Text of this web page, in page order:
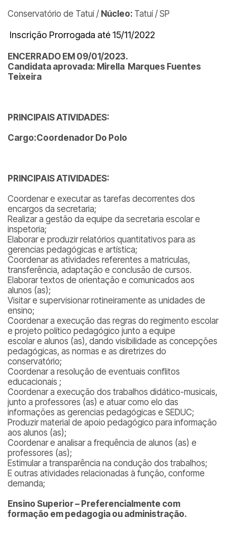
Conservatório de Tatuí / Núcleo: Tatuí / SP
Inscrição Prorrogada até 15/11/2022
ENCERRADO EM 09/01/2023.
Candidata aprovada: Mirella Marques Fuentes
Teixeira
PRINCIPAIS ATIVIDADES:
Cargo:Coordenador Do Polo
PRINCIPAIS ATIVIDADES:
Coordenar e executar as tarefas decorrentes dos
encargos da secretaria;
Realizar a gestão da equipe da secretaria escolar e
inspetoria;
Elaborar e produzir relatórios quantitativos para as
gerencias pedagógicas e artística;
Coordenar as atividades referentes a matriculas,
transferência, adaptação e conclusão de cursos.
Elaborar textos de orientação e comunicados aos
alunos (as);
Visitar e supervisionar rotineiramente as unidades de
ensino;
Coordenar a execução das regras do regimento escolar
e projeto político pedagógico junto a equipe
escolar e alunos (as), dando visibilidade as concepções
pedagógicas, as normas e as diretrizes do
conservatório;
Coordenar a resolução de eventuais conflitos
educacionais ;
Coordenar a execução dos trabalhos didático-musicais,
junto a professores (as) e atuar como elo das
informações as gerencias pedagógicas e SEDUC;
Produzir material de apoio pedagógico para informação
aos alunos (as);
Coordenar e analisar a frequência de alunos (as) e
professores (as);
Estimular a transparência na condução dos trabalhos;
E outras atividades relacionadas à função, conforme
demanda;
Ensino Superior – Preferencialmente com
formação em pedagogia ou administração.